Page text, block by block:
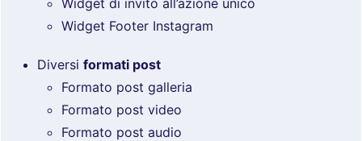
Widget Footer Instagram
Diversi formati post
Formato post galleria
Formato post video
Formato post audio